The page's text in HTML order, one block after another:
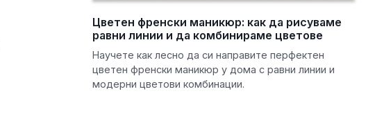
Цветен френски маникюр: как да рисуваме
равни линии и да комбинираме цветове
Научете как лесно да си направите перфектен
цветен френски маникюр у дома с равни линии и
модерни цветови комбинации.